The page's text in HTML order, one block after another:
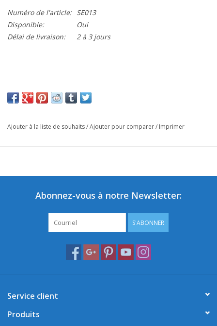
Numéro de l'article: SE013
Disponible:
Oui
Délai de livraison:
2 à 3 jours
Ajouter à la liste de souhaits/Ajouter pour comparer/ Imprimer
Abonnez-vous à notre Newsletter:
S'ABONNER
Service client
Produits